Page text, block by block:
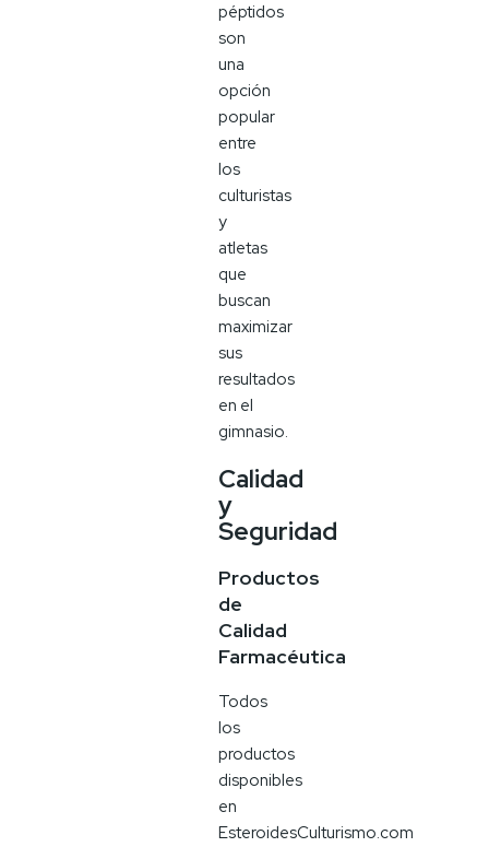
péptidos
son
una
opción
popular
entre
los
culturistas
y
atletas
que
buscan
maximizar
sus
resultados
en el
gimnasio.
Calidad
y
Seguridad
Productos
de
Calidad
Farmacéutica
Todos
los
productos
disponibles
en
EsteroidesCulturismo.com